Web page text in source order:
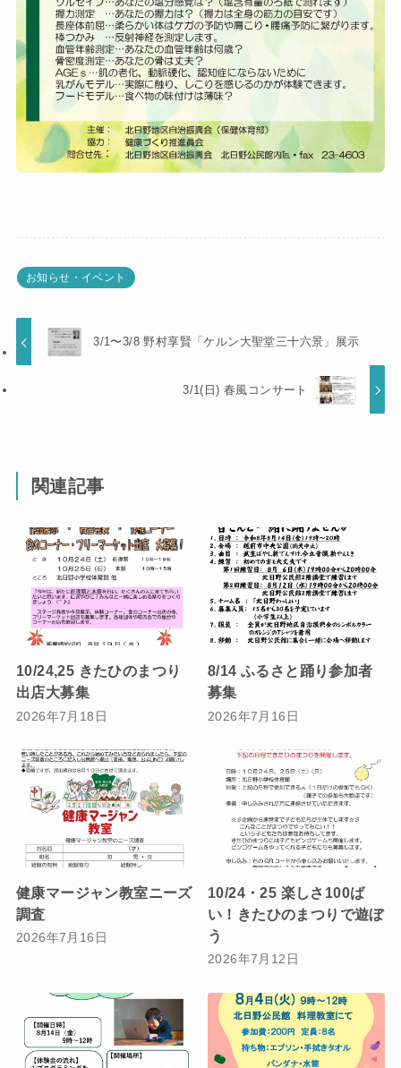
お知らせ・イベント
3/1〜3/8 野村享賢「ケルン大聖堂三十六景」展示
3/1(日) 春風コンサート
関連記事
10/24,25 きたひのまつり
出店大募集
2026年7月18日
8/14 ふるさと踊り参加者
募集
2026年7月16日
健康マージャン教室ニーズ
調査
2026年7月16日
10/24・25 楽しさ100ば
い！きたひのまつりで遊ぼ
う
2026年7月12日